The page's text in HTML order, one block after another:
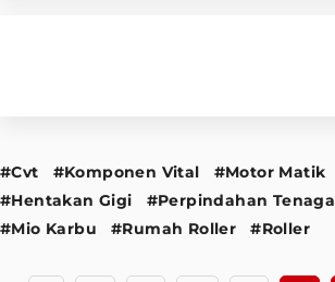
#Cvt #Komponen Vital #Motor Matik
#Hentakan Gigi
#Perpindahan Tenaga
#Mio Karbu
#Rumah Roller #Roller